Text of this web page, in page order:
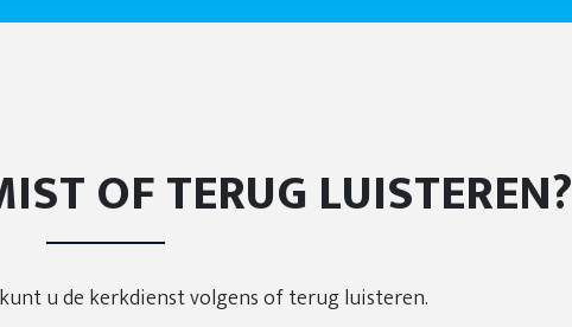
OF TERUG LUISTEREN?
u de kerkdienst volgens of terug luisteren.